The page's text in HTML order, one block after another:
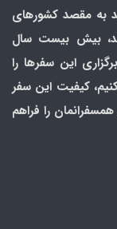
به مقصد کشورهای
شد، بیش بیست سال
سالگرد برگزاری این سفرها را
کیفیت این سفر
را فراهم